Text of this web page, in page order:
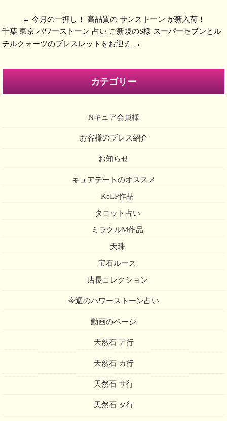
← 今月の一押し！ 高品質の サンストーン が新入荷！
千葉 東京 パワーストーン 占い ご新規のS様 スーパーセブンとル
チルクォーツのブレスレットをお迎え
→
カテゴリー
Nキュア会員様
お客様のブレス紹介
お知らせ
キュアデートのオススメ
KeLP作品
タロット占い
ミラクルM作品
天珠
宝石ルース
店長コレクション
今週のパワーストーン占い
動画のページ
天然石 ア行
天然石 カ行
天然石 サ行
天然石 タ行